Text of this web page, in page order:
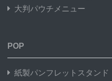
大判パウチメニュー
POP
紙製パンフレットスタンド